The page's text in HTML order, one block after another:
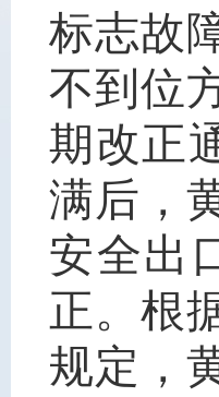
标志故
不到位
期改正
满后，
安全出
正。根
规定，